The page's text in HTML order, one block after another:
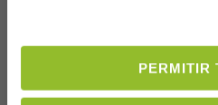
PERMITIR
Ofertas de empleo